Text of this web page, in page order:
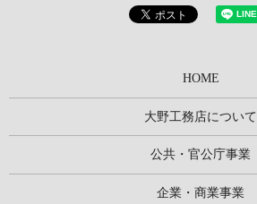
HOME
大野工務店について
公共・官公庁事業
企業・商業事業